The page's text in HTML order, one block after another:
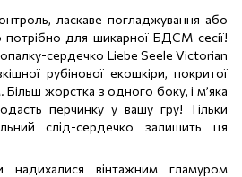
ласкаве погладжування або
для шикарної БДСМ-сесії!
сердечко Liebe Seele Victorian
рубінової екошкіри, покритої
жорстка з одного боку, і м’яка
перчинку у вашу гру! Тільки
слід-сердечко залишить ця
надихалися вінтажним гламуром